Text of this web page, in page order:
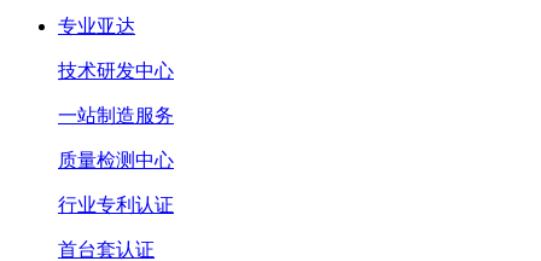
专业亚达
技术研发中心
一站制造服务
质量检测中心
行业专利认证
首台套认证